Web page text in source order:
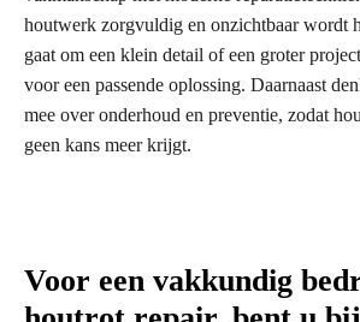
houtwerk zorgvuldig en onzichtbaar wordt
gaat om een klein detail of een groter
voor een passende oplossing. Daarnaast
mee over onderhoud en preventie, zodat
geen kans meer krijgt.
Voor een vakkundig